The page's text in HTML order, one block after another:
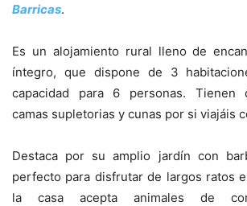
Barricas.
Es un alojamiento rural lleno de
íntegro, que dispone de 3
capacidad para 6 personas. Tienen
camas supletorias y cunas por si viajáis
Destaca por su amplio jardín con
perfecto para disfrutar de largos ratos
la casa acepta animales de